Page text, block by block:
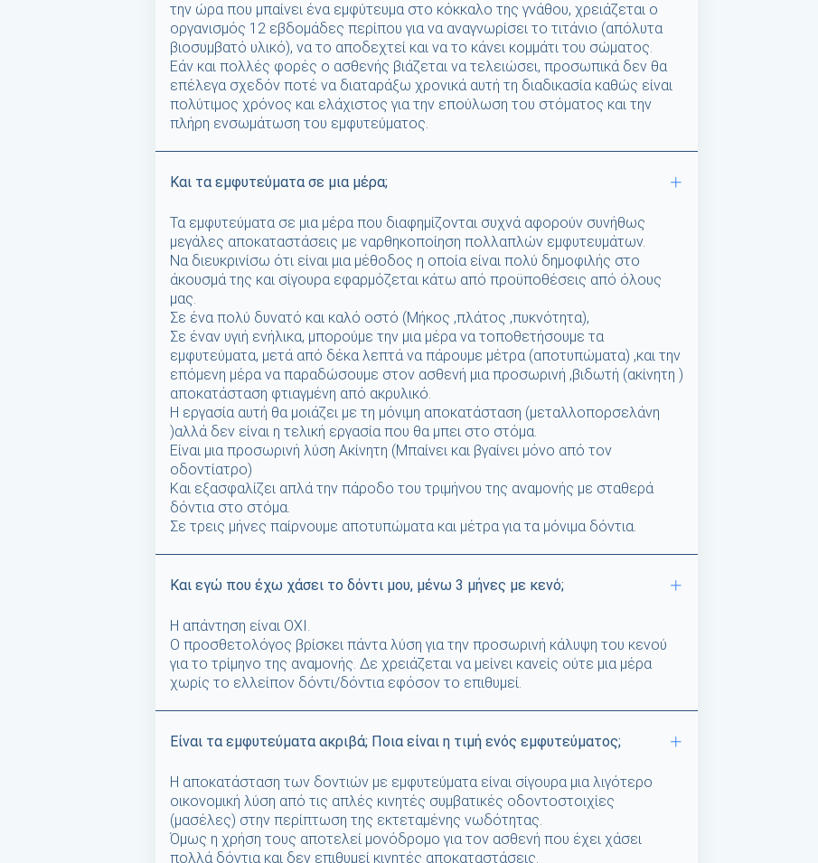
την ώρα που μπαίνει ένα εμφύτευμα στο κόκκαλο της γνάθου, χρειάζεται ο
οργανισμός 12 εβδομάδες περίπου για να αναγνωρίσει το τιτάνιο (απόλυτα
βιοσυμβατό υλικό), να το αποδεχτεί και να το κάνει κομμάτι του σώματος.
Εάν και πολλές φορές ο ασθενής βιάζεται να τελειώσει, προσωπικά δεν θα
επέλεγα σχεδόν ποτέ να διαταράξω χρονικά αυτή τη διαδικασία καθώς είναι
πολύτιμος χρόνος και ελάχιστος για την επούλωση του στόματος και την
πλήρη ενσωμάτωση του εμφυτεύματος.
Και τα εμφυτεύματα σε μια μέρα;
Τα εμφυτεύματα σε μια μέρα που διαφημίζονται συχνά αφορούν συνήθως
μεγάλες αποκαταστάσεις με ναρθηκοποίηση πολλαπλών εμφυτευμάτων.
Να διευκρινίσω ότι είναι μια μέθοδος η οποία είναι πολύ δημοφιλής στο
άκουσμά της και σίγουρα εφαρμόζεται κάτω από προϋποθέσεις από όλους
μας.
Σε ένα πολύ δυνατό και καλό οστό (Μήκος ,πλάτος ,πυκνότητα),
Σε έναν υγιή ενήλικα, μπορούμε την μια μέρα να τοποθετήσουμε τα
εμφυτεύματα, μετά από δέκα λεπτά να πάρουμε μέτρα (αποτυπώματα) ,και την
επόμενη μέρα να παραδώσουμε στον ασθενή μια προσωρινή ,βιδωτή (ακίνητη )
αποκατάσταση φτιαγμένη από ακρυλικό.
Η εργασία αυτή θα μοιάζει με τη μόνιμη αποκατάσταση (μεταλλοπορσελάνη
)αλλά δεν είναι η τελική εργασία που θα μπει στο στόμα.
Είναι μια προσωρινή λύση Ακίνητη (Μπαίνει και βγαίνει μόνο από τον
οδοντίατρο)
Και εξασφαλίζει απλά την πάροδο του τριμήνου της αναμονής με σταθερά
δόντια στο στόμα.
Σε τρεις μήνες παίρνουμε αποτυπώματα και μέτρα για τα μόνιμα δόντια.
Και εγώ που έχω χάσει το δόντι μου, μένω 3 μήνες με κενό;
Η απάντηση είναι ΟΧΙ.
Ο προσθετολόγος βρίσκει πάντα λύση για την προσωρινή κάλυψη του κενού
για το τρίμηνο της αναμονής. Δε χρειάζεται να μείνει κανείς ούτε μια μέρα
χωρίς το ελλείπον δόντι/δόντια εφόσον το επιθυμεί.
Είναι τα εμφυτεύματα ακριβά; Ποια είναι η τιμή ενός εμφυτεύματος;
Η αποκατάσταση των δοντιών με εμφυτεύματα είναι σίγουρα μια λιγότερο
οικονομική λύση από τις απλές κινητές συμβατικές οδοντοστοιχίες
(μασέλες) στην περίπτωση της εκτεταμένης νωδότητας.
Όμως η χρήση τους αποτελεί μονόδρομο για τον ασθενή που έχει χάσει
πολλά δόντια και δεν επιθυμεί κινητές αποκαταστάσεις.